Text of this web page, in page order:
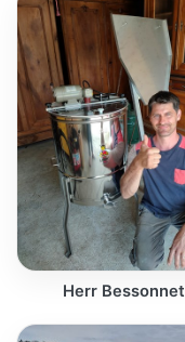
Herr Bessonnet